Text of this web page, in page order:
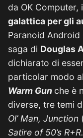
da OK
galattica per gli
Paranoid
saga di Douglas
dichiarato di
particolar modo
Warm Gun che è
diverse, tre temi
Ol’ Man, Junction
Satire of 50’s R+R.